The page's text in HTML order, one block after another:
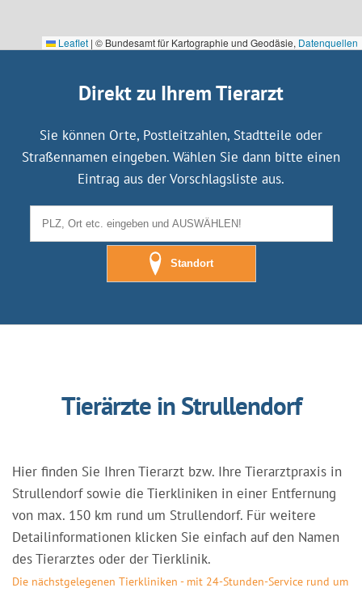
Leaflet | © Bundesamt für Kartographie und Geodäsie, Datenquellen
Direkt zu Ihrem Tierarzt
Sie können Orte, Postleitzahlen, Stadtteile oder
Straßennamen eingeben. Wählen Sie dann bitte einen
Eintrag aus der Vorschlagsliste aus.
Standort
Tierärzte in Strullendorf
Hier finden Sie Ihren Tierarzt bzw. Ihre Tierarztpraxis in
Strullendorf sowie die Tierkliniken in einer Entfernung
von max. 150 km rund um Strullendorf. Für weitere
Detailinformationen klicken Sie einfach auf den Namen
des Tierarztes oder der Tierklinik.
Die nächstgelegenen Tierkliniken - mit 24-Stunden-Service rund um